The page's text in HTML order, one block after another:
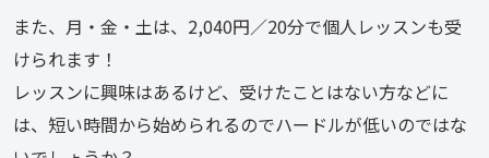
また、月・金・土は、2,040円／20分で個人レッスンも受
けられます！
レッスンに興味はあるけど、受けたことはない方などに
は、短い時間から始められるのでハードルが低いのではな